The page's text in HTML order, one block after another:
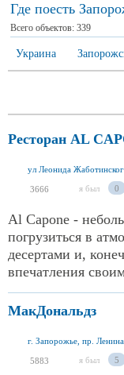
Где поесть
Всего объектов: 339
Украина
Ресторан AL
ул Леонида
3666 я был 0
Al Capone -
погрузиться в
десертами и,
впечатления
МакДональдз
г. Запорожье, пр.
5883 я был 5